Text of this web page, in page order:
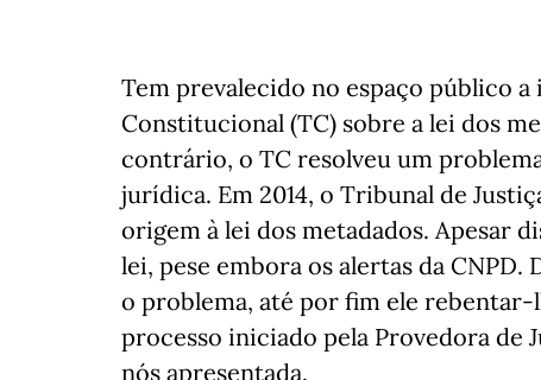
Tem prevalecido no espaço público
Constitucional (TC) sobre a lei dos
contrário, o TC resolveu um
jurídica. Em 2014, o Tribunal de
origem à lei dos metadados. Apesar
lei, pese embora os alertas da
o problema, até por fim ele rebentar-
processo iniciado pela Provedora de
nós apresentada.